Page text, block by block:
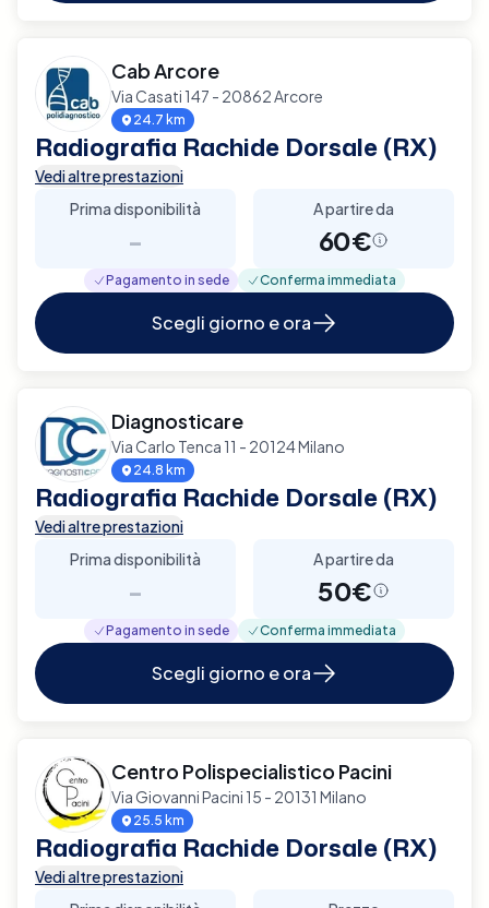
Cab Arcore
Via Casati 147 - 20862 Arcore
24.7 km
Radiografia Rachide Dorsale (RX)
Vedi altre prestazioni
Prima disponibilità
-
A partire da
60€
Pagamento in sede Conferma immediata
Scegli giorno e ora
Diagnosticare
Via Carlo Tenca 11 - 20124 Milano
24.8 km
Radiografia Rachide Dorsale (RX)
Vedi altre prestazioni
Prima disponibilità
-
A partire da
50€
Pagamento in sede Conferma immediata
Scegli giorno e ora
Centro Polispecialistico Pacini
Via Giovanni Pacini 15 - 20131 Milano
25.5 km
Radiografia Rachide Dorsale (RX)
Vedi altre prestazioni